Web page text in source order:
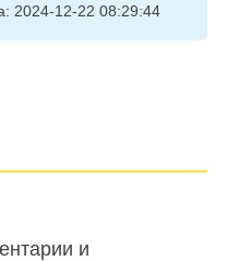
2024-12-22 08:29:44
и